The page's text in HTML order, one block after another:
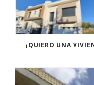
¡QUIERO UNA